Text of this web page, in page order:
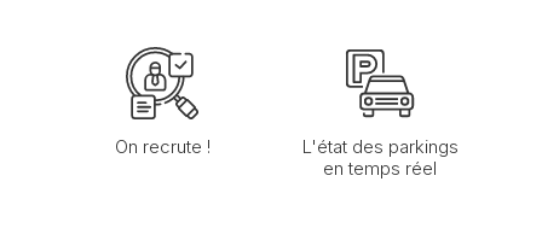
On recrute !
L'état des parkings
en temps réel